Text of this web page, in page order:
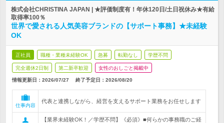
株式会社CHRISTINA JAPAN | ★評価制度有！年休120日/土日祝休み★有給
取得率100％
世界で愛される人気美容ブランドの【サポート事務】★未経験
OK
正社員 職種・業種未経験OK 急募 転勤なし 学歴不問
完全週休2日制 第二新卒歓迎 女性のおしごと掲載中
情報更新日：2026/07/27 終了予定日： 2026/08/20
仕事内容
代表と連携しながら、経営を支えるサポート業務をお任せします
【業界未経験OK！／学歴不問】《必須》■何らかの事務職のご経